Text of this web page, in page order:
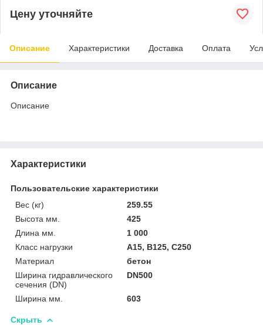
Цену уточняйте
Описание Характеристики Доставка Оплата
Описание
Описание
Характеристики
Пользовательские характеристики
Вес (кг)
259.55
Высота мм.
425
Длина мм.
1 000
Класс нагрузки
A15, B125, C250
Материал
бетон
Ширина гидравлического
сечения (DN)
DN500
Ширина мм. 603
Скрыть